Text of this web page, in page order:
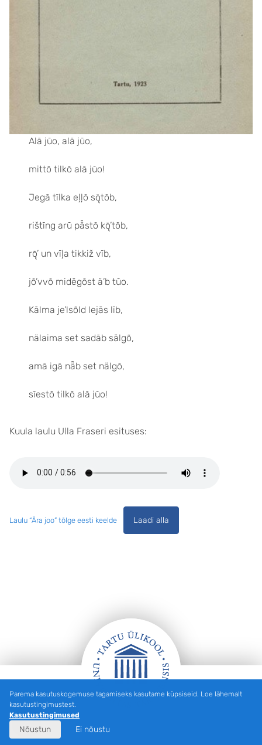
Alā jūo, alā jūo,
mittõ tilkõ alā jūo!
Jegā tīlka eļļõ sǭtõb,
rištīng arū pǟstõ kǭ’tõb,
rǭ’ un vīļa tikkiž vīb,
jõ’vvõ midēgõst ä’b tūo.
Kālma je’lsõld lejās līb,
nälaima set sadāb sälgõ,
amā igā nǟb set nälgõ,
sīestõ tilkõ alā jūo!
Kuula laulu Ulla Fraseri esituses:
Laulu “Ära joo” tõlge eesti keelde Laadi alla
Jalus
Parema kasutuskogemuse tagamiseks kasutame küpsiseid. Loe lähemalt
kasutustingimustest.
Kasutustingimused
Nõustun Ei nõustu